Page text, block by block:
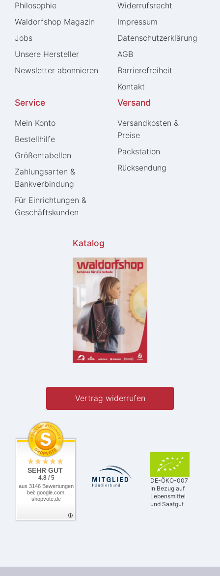
Philosophie
Waldorfshop Magazin
Jobs
Unsere Hersteller
Newsletter abonnieren
Widerrufs­recht
Impressum
Daten­schutz­erklärung
AGB
Barrierefreiheit
Kontakt
Service
Mein Konto
Bestellhilfe
Größentabellen
Zahlungsarten &
Bankverbindung
Für Einrichtungen &
Geschäftskunden
Versand
Versandkosten &
Preise
Packstation
Rücksendung
Katalog
Vertrag widerrufen
SEHR GUT
4.8 / 5
aus 3146 Bewertungen
bei: google.com,
shopvote.de
DE-ÖKO-007
In Bezug auf
Lebensmittel
und Saatgut